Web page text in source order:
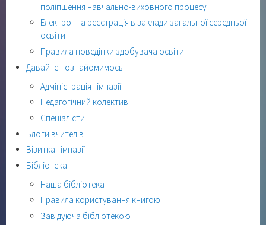
поліпшення навчально-виховного процесу
Електронна реєстрація в заклади загальної середньої
освіти
Правила поведінки здобувача освіти
Давайте познайомимось
Адміністрація гімназії
Педагогічний колектив
Спеціалісти
Блоги вчителів
Візитка гімназії
Бібліотека
Наша бібліотека
Правила користування книгою
Завідуюча бібліотекою